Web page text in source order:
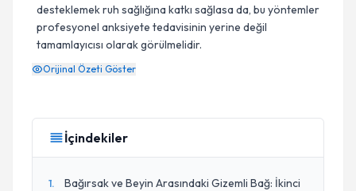
desteklemek ruh sağlığına katkı sağlasa da, bu yöntemler
profesyonel anksiyete tedavisinin yerine değil
tamamlayıcısı olarak görülmelidir.
Orijinal Özeti Göster
İçindekiler
1.
Bağırsak ve Beyin Arasındaki Gizemli Bağ: İkinci